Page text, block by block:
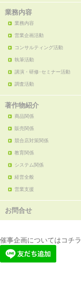
業務内容
業務内容
営業企画活動
コンサルティング活動
執筆活動
講演・研修･セミナー活動
調査活動
著作物紹介
商品関係
販売関係
競合店対策関係
教育関係
システム関係
経営全般
営業支援
お問合せ
催事企画についてはコチラ